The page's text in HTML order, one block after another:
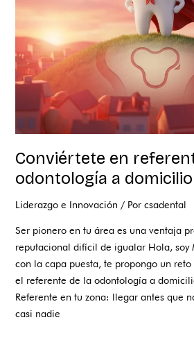
Conviértete en
odontología a
Liderazgo e Innovación / Porcsadental
Ser pionero en tu área es una ventaja
reputacional difícil de igualar Hola, soy
con la capa puesta, te propongo un
el referente de la odontología a
Referente en tu zona: llegar antes que
casi nadie
odontología
domicilio
en
tu